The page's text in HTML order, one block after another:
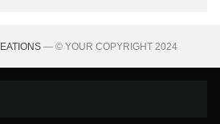
— © YOUR COPYRIGHT 2024